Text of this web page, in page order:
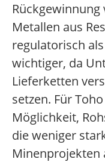
Metallen aus
regulatorisch
wichtiger, da
Lieferketten
setzen. Für
Möglichkeit,
die weniger
Minenprojekten